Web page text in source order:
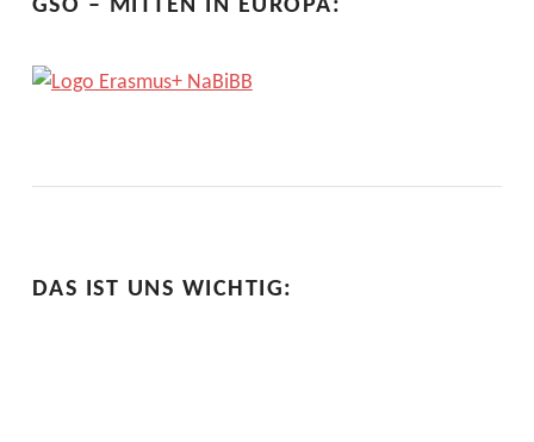
GSO – MITTEN IN EUROPA:
DAS IST UNS WICHTIG: